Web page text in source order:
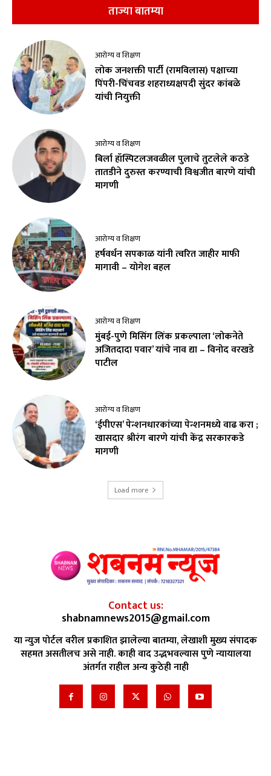
ताज्या बातम्या
आरोग्य व शिक्षण
लोक जनशक्ती पार्टी (रामविलास) पक्षाच्या
पिंपरी-चिंचवड शहराध्यक्षपदी सुंदर कांबळे
यांची नियुक्ती
आरोग्य व शिक्षण
बिर्ला हॉस्पिटलजवळील पुलाचे तुटलेले कठडे
तातडीने दुरुस्त करण्याची विश्वजीत बारणे यांची
मागणी
आरोग्य व शिक्षण
हर्षवर्धन सपकाळ यांनी त्वरित जाहीर माफी
मागावी – योगेश बहल
आरोग्य व शिक्षण
मुंबई-पुणे मिसिंग लिंक प्रकल्पाला ‘लोकनेते
अजितदादा पवार’ यांचे नाव द्या – विनोद वरखडे
पाटील
आरोग्य व शिक्षण
‘ईपीएस’ पेन्शनधारकांच्या पेन्शनमध्ये वाढ करा ;
खासदार श्रीरंग बारणे यांची केंद्र सरकारकडे
मागणी
Load more
Contact us:
shabnamnews2015@gmail.com
या न्युज पोर्टल वरील प्रकाशित झालेल्या बातम्या, लेखाशी मुख्य संपादक
सहमत असतीलच असे नाही. काही वाद उद्भभवल्यास पुणे न्यायालया
अंतर्गत राहील अन्य कुठेही नाही